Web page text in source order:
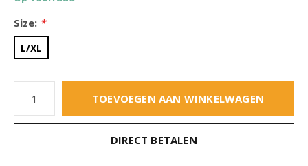
Size: *
L/XL
TOEVOEGEN AAN WINKELWAGEN
DIRECT BETALEN